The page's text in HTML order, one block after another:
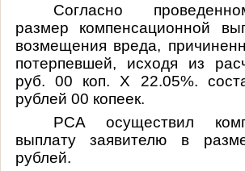
Согласно
размер компенсационной
возмещения вреда,
потерпевшей, исходя из
руб. 00 коп. X 22.05%.
рублей 00 копеек.
РСА осуществил
выплату заявителю в
рублей.